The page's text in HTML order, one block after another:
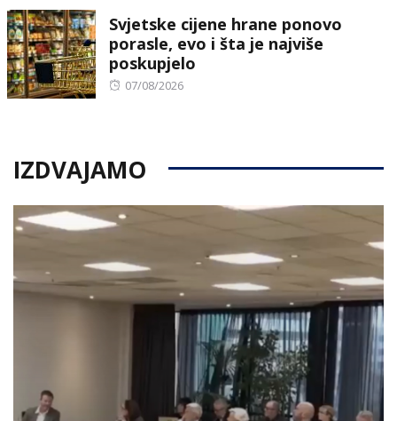
Svjetske cijene hrane ponovo
porasle, evo i šta je najviše
poskupjelo
Posted
07/08/2026
IZDVAJAMO